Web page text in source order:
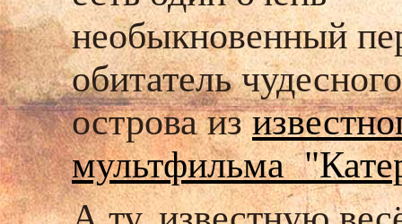
необыкновенный
обитательчудесного
островаиз
мультфильма